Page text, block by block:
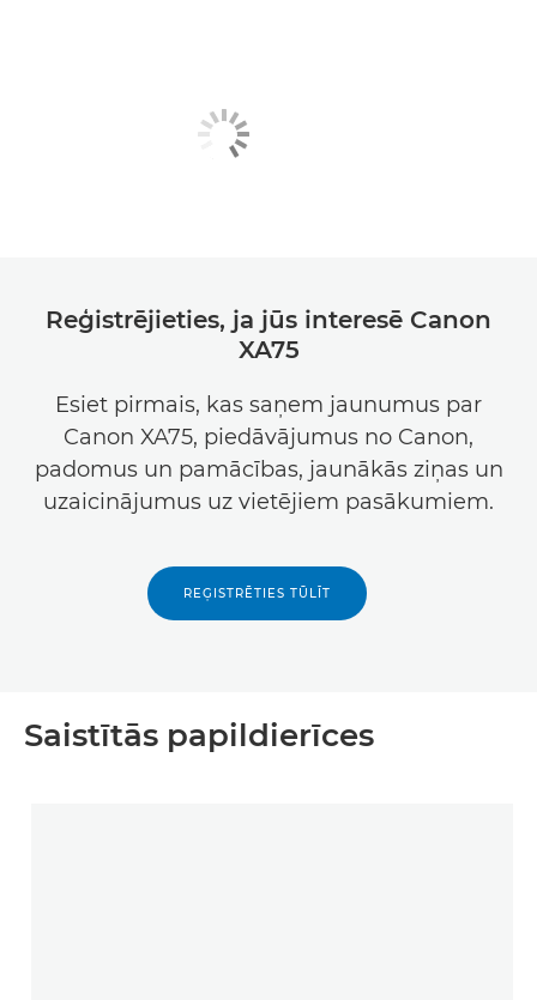
Reģistrējieties, ja jūs interesē Canon
XA75
Esiet pirmais, kas saņem jaunumus par
Canon XA75, piedāvājumus no Canon,
padomus un pamācības, jaunākās ziņas un
uzaicinājumus uz vietējiem pasākumiem.
REĢISTRĒTIES TŪLĪT
Saistītās papildierīces